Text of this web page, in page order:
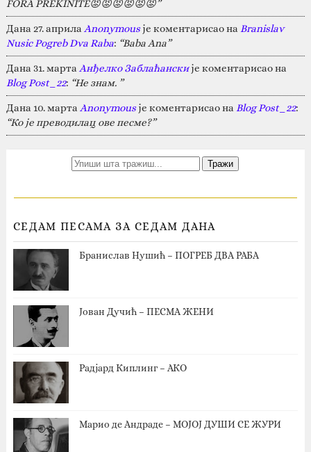
FORA PREKINITE😡😡😡😡😡😡”
Дана 27. априла Anonymousје коментарисао на Branislav
Nusic Pogreb Dva Raba: “Baba Ana”
Дана 31. марта Анђелко Заблаћанскије коментарисао на
Blog Post_22: “Не знам. ”
Дана 10. марта Anonymousје коментарисао на Blog Post_22:
“Ко је преводилац ове песме?”
СЕДАМ ПЕСАМА ЗА СЕДАМ ДАНА
Бранислав Нушић – ПОГРЕБ ДВА РАБА
Јован Дучић – ПЕСМА ЖЕНИ
Радјард Киплинг – АКО
Марио де Андраде – МОЈОЈ ДУШИ СЕ ЖУРИ